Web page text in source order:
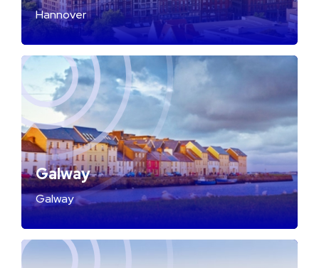
Hannover
Galway
Galway